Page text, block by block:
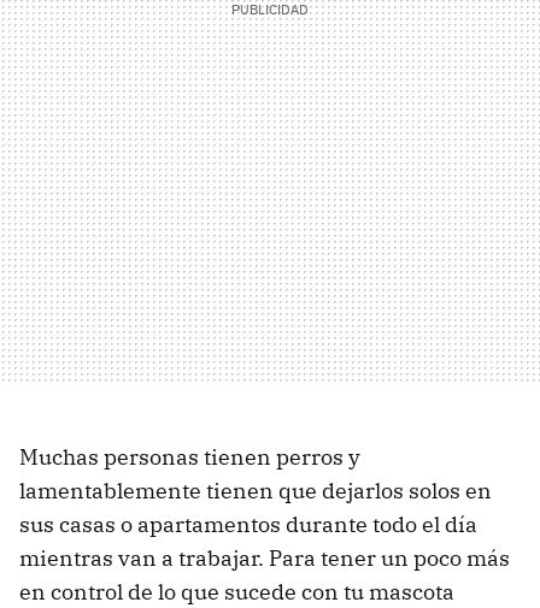
Muchas personas tienen perros y
lamentablemente tienen que dejarlos solos en
sus casas o apartamentos durante todo el día
mientras van a trabajar. Para tener un poco más
en control de lo que sucede con tu mascota